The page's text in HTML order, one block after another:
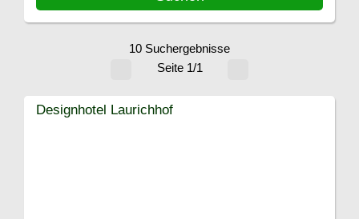
10 Suchergebnisse
Seite 1/1
Designhotel Laurichhof